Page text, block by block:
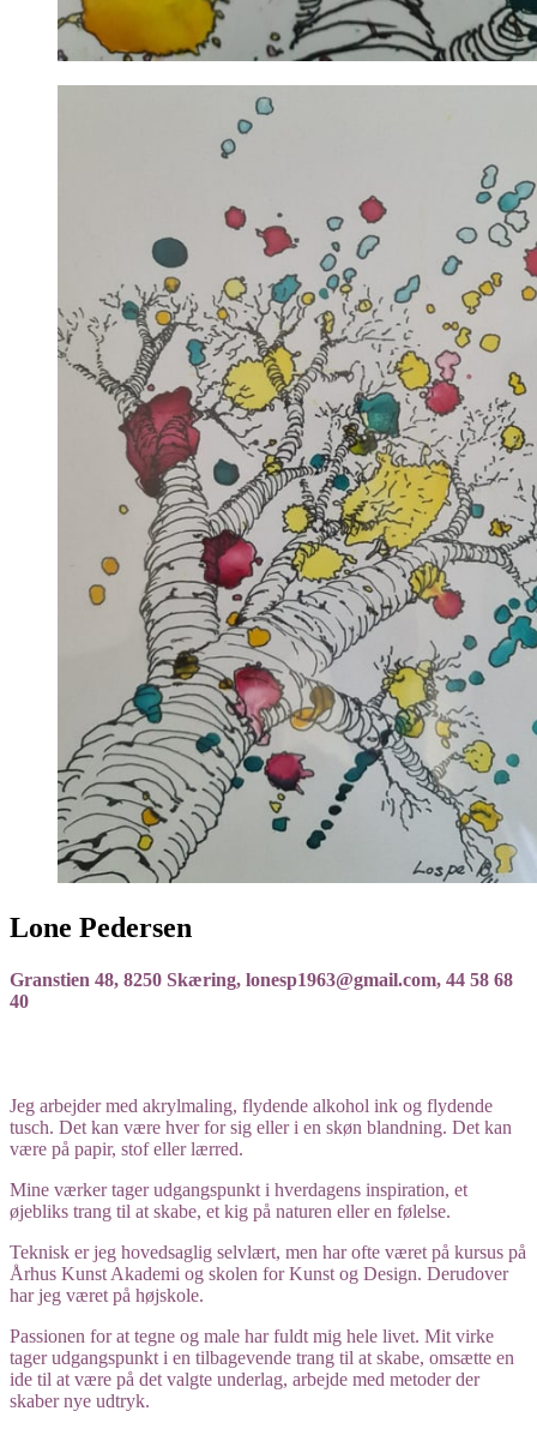
Lone Pedersen
Granstien 48, 8250 Skæring, lonesp1963@gmail.com, 44 58 68
40
Jeg arbejder med akrylmaling, flydende alkohol ink og flydende
tusch. Det kan være hver for sig eller i en skøn blandning. Det kan
være på papir, stof eller lærred.
Mine værker tager udgangspunkt i hverdagens inspiration, et
øjebliks trang til at skabe, et kig på naturen eller en følelse.
Teknisk er jeg hovedsaglig selvlært, men har ofte været på kursus på
Århus Kunst Akademi og skolen for Kunst og Design. Derudover
har jeg været på højskole.
Passionen for at tegne og male har fuldt mig hele livet. Mit virke
tager udgangspunkt i en tilbagevende trang til at skabe, omsætte en
ide til at være på det valgte underlag, arbejde med metoder der
skaber nye udtryk.